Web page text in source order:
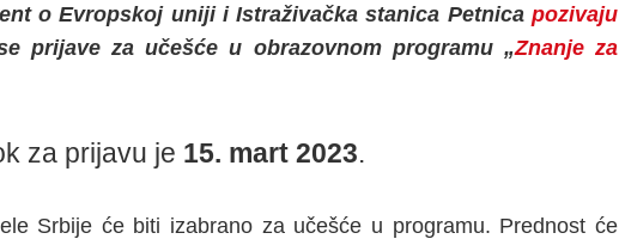
o Evropskoj uniji i Istraživačka stanica Petnica pozivaju
prijave za učešće u obrazovnom programu „Znanje za
za prijavu je 15. mart 2023.
Srbije će biti izabrano za učešće u programu. Prednost će